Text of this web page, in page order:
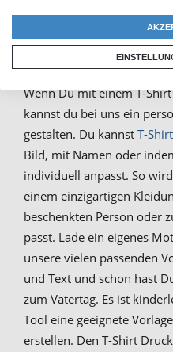
So funktioniert
Wenn Du mit einem T-
kannst du bei uns ein
gestalten. Du kannst T-
Bild, mit Namen oder
individuell anpasst. So
einem einzigartigen
beschenkten Person oder
passt. Lade ein eigenes
unsere vielen passenden
und Text und schon hast
zum Vatertag. Es ist
Tool eine geeignete
erstellen. Den T-Shirt